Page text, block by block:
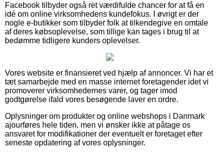
Facebook tilbyder også ret værdifulde chancer for at få en
idé om online virksomhedens kundefokus. I øvrigt er der
nogle e-butikker som tilbyder folk at tilkendegive en omtale
af deres købsoplevelse, som tillige kan tages i brug til at
bedømme tidligere kunders oplevelser.
Vores website er finansieret ved hjælp af annoncer. Vi har et
tæt samarbejde med en masse internet foretagender idet vi
promoverer virksomhedernes varer, og tager imod
godtgørelse ifald vores besøgende laver en ordre.
Oplysninger om produkter og online webshops i Danmark
ajourføres hele tiden, men vi ønsker ikke at påtage os
ansvaret for modifikationer der eventuelt er foretaget efter
seneste opdatering af vores oplysninger.